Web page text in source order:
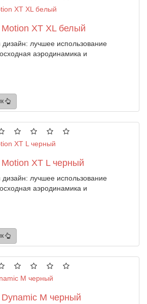
XT XL белый
лучшее использование
аэродинамика и
XT L черный
лучшее использование
аэродинамика и
M черный